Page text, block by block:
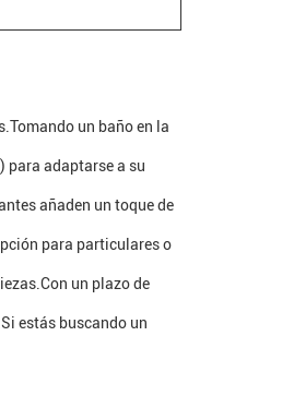
un baño en la
para adaptarse a su
añaden un toque de
para particulares o
un plazo de
estás buscando un